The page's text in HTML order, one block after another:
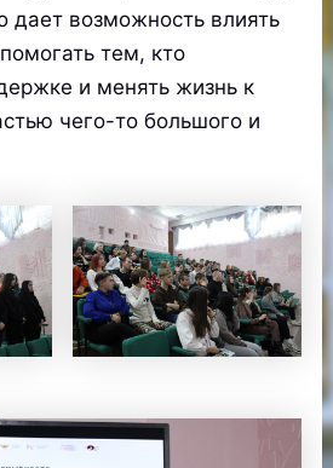
дает возможность влиять
тем, кто
и менять жизнь к
чего-то большого и